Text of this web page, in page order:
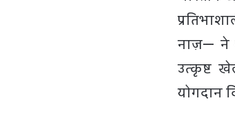
नाज़— ने
उत्कृष्ट
योगदान